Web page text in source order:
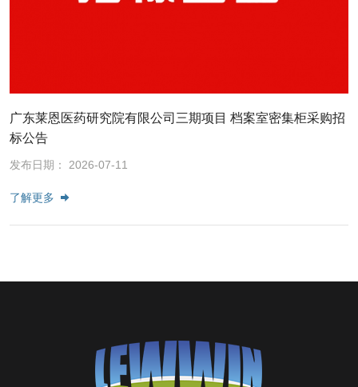
广东莱恩医药研究院有限公司三期项目 档案室密集柜采购招
标公告
发布日期： 2026-07-11
了解更多